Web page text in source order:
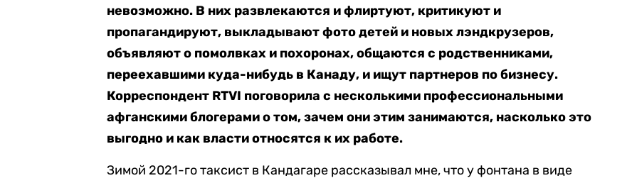
невозможно. В них развлекаются и флиртуют, критикуют и
пропагандируют, выкладывают фото детей и новых лэндкрузеров,
объявляют о помолвках и похоронах, общаются с родственниками,
переехавшими куда-нибудь в Канаду, и ищут партнеров по бизнесу.
Корреспондент RTVI поговорила с несколькими профессиональными
афганскими блогерами о том, зачем они этим занимаются, насколько это
выгодно и как власти относятся к их работе.
Зимой 2021-го таксист в Кандагаре рассказывал мне, что у фонтана в виде